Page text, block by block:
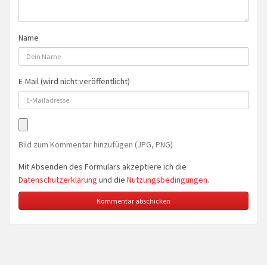
Name
E-Mail (wird nicht veröffentlicht)
Bild zum Kommentar hinzufügen (JPG, PNG)
Mit Absenden des Formulars akzeptiere ich die
Datenschutzerklärung und die Nutzungsbedingungen.